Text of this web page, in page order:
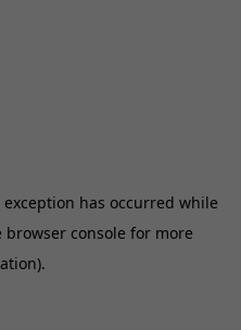
has occurred while
browser console for more